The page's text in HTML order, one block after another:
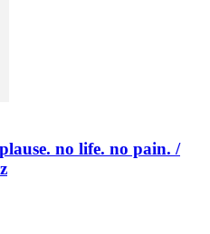
no life. no pain. /